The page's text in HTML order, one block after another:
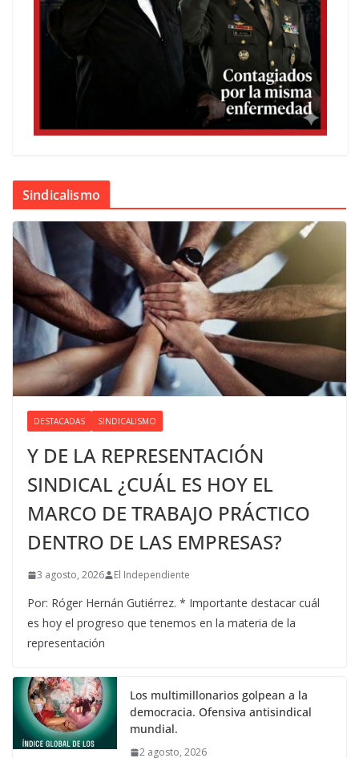
Sindicalismo
DESTACADAS SINDICALISMO
Y DE LA REPRESENTACIÓN
SINDICAL ¿CUÁL ES HOY EL
MARCO DE TRABAJO PRÁCTICO
DENTRO DE LAS EMPRESAS?
3 agosto, 2026 El Independiente
Por: Róger Hernán Gutiérrez. * Importante destacar cuál
es hoy el progreso que tenemos en la materia de la
representación
Los multimillonarios golpean a la
democracia. Ofensiva antisindical
mundial.
2 agosto, 2026